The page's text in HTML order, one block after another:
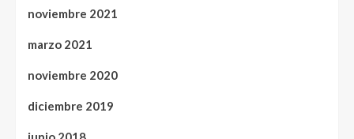
noviembre 2021
marzo 2021
noviembre 2020
diciembre 2019